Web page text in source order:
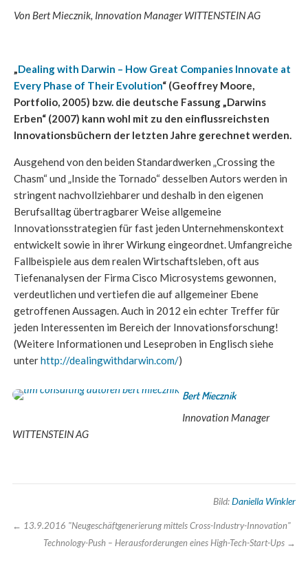
Von Bert Miecznik, Innovation Manager WITTENSTEIN AG
„Dealing with Darwin – How Great Companies Innovate at
Every Phase of Their Evolution“ (Geoffrey Moore,
Portfolio, 2005) bzw. die deutsche Fassung „Darwins
Erben“ (2007) kann wohl mit zu den einflussreichsten
Innovationsbüchern der letzten Jahre gerechnet werden.
Ausgehend von den beiden Standardwerken „Crossing the
Chasm“ und „Inside the Tornado“ desselben Autors werden in
stringent nachvollziehbarer und deshalb in den eigenen
Berufsalltag übertragbarer Weise allgemeine
Innovationsstrategien für fast jeden Unternehmenskontext
entwickelt sowie in ihrer Wirkung eingeordnet. Umfangreiche
Fallbeispiele aus dem realen Wirtschaftsleben, oft aus
Tiefenanalysen der Firma Cisco Microsystems gewonnen,
verdeutlichen und vertiefen die auf allgemeiner Ebene
getroffenen Aussagen. Auch in 2012 ein echter Treffer für
jeden Interessenten im Bereich der Innovationsforschung!
(Weitere Informationen und Leseproben in Englisch siehe
unterhttp://dealingwithdarwin.com/)
Bert Miecznik
Innovation Manager
WITTENSTEIN AG
Bild:Daniella Winkler
← 13.9.2016 "Neugeschäftgenerierung mittels Cross-Industry-Innovation"
Technology-Push – Herausforderungen eines High-Tech-Start-Ups →